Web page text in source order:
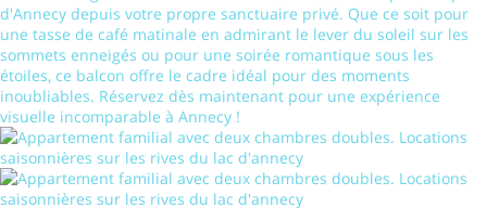
d'Annecy depuis votre propre sanctuaire privé. Que ce soit pour
une tasse de café matinale en admirant le lever du soleil sur les
sommets enneigés ou pour une soirée romantique sous les
étoiles, ce balcon offre le cadre idéal pour des moments
inoubliables. Réservez dès maintenant pour une expérience
visuelle incomparable à Annecy !